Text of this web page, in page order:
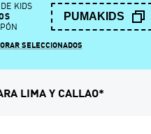
KIDS
PUMAKIDS
SELECCIONADOS
LIMA Y CALLAO*